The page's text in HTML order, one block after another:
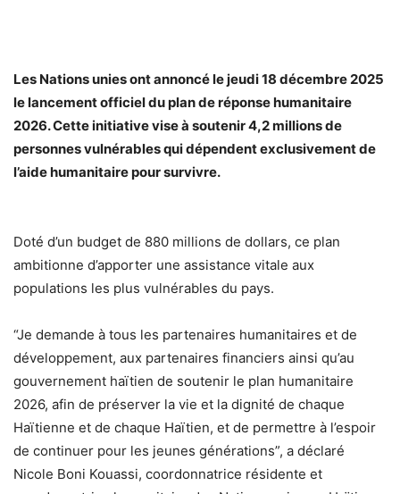
Les Nations unies ont annoncé le jeudi 18 décembre 2025
le lancement officiel du plan de réponse humanitaire
2026. Cette initiative vise à soutenir 4,2 millions de
personnes vulnérables qui dépendent exclusivement de
l’aide humanitaire pour survivre.
Doté d’un budget de 880 millions de dollars, ce plan
ambitionne d’apporter une assistance vitale aux
populations les plus vulnérables du pays.
“Je demande à tous les partenaires humanitaires et de
développement, aux partenaires financiers ainsi qu’au
gouvernement haïtien de soutenir le plan humanitaire
2026, afin de préserver la vie et la dignité de chaque
Haïtienne et de chaque Haïtien, et de permettre à l’espoir
de continuer pour les jeunes générations”, a déclaré
Nicole Boni Kouassi, coordonnatrice résidente et